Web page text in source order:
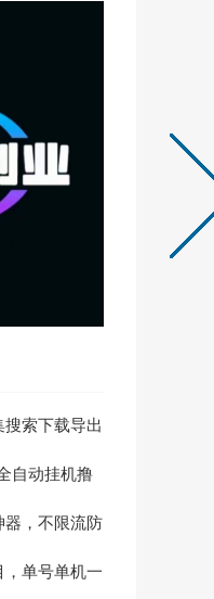
索下载导出
自动挂机撸
教程】
器，不限流防
本+详细教
单号单机一